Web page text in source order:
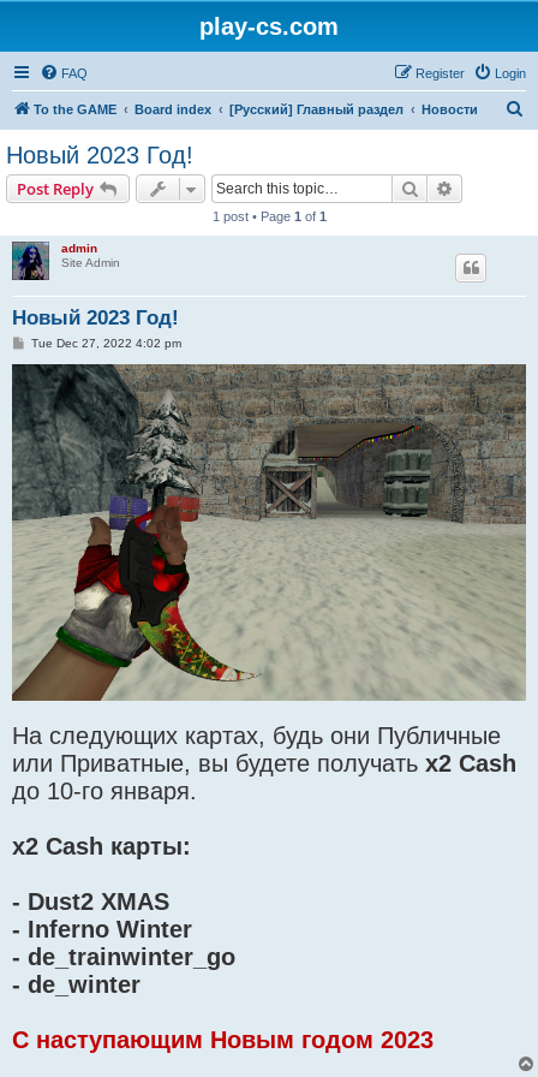
play-cs.com
FAQ Login
Register
To the GAME Board index [Русский] Главный раздел Новости
Новый 2023 Год!
Post Reply Search
1 post • Page 1 of 1
admin
Site Admin
Новый 2023 Год!
P
t
Tue Dec 27, 2022 4:02 pm
На следующих картах, будь они Публичные
или Приватные, вы будете получать x2 Cash
до 10-го января.
x2 Cash карты:
- Dust2 XMAS
- Inferno Winter
- de_trainwinter_go
- de_winter
C наступающим Новым годом 2023